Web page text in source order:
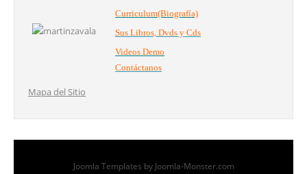
Curriculum(Biografía)
Sus Libros, Dvds y Cds
Videos Demo
Contáctanos
Mapa del Sitio
Joomla Templates by Joomla-Monster.com